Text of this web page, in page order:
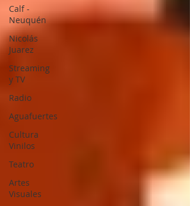
Calf -
Neuquén
Nicolás
Juarez
Streaming
y TV
Radio
Aguafuertes
Cultura
Vinilos
Teatro
Artes
Visuales